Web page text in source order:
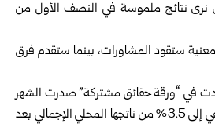
نرى نتائج ملموسة في النصف الأول من
ستقود المشاورات، بينما ستقدم فرق
في “ورقة حقائق مشتركة” صدرت الشهر
الماضي، برفع إنفاقها الدفاعي إلى 3.5% من ناتجها المحلي الإجمالي بعد